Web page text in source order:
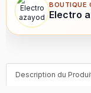
BOUTIQUE
Electro
Description du